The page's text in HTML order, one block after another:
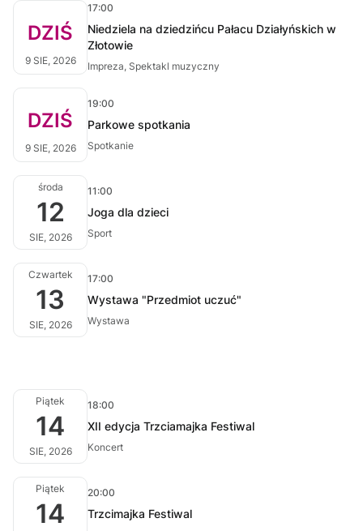
DZIŚ
9 SIE, 2026
17:00
Niedziela na dziedzińcu Pałacu Działyńskich w
Złotowie
Impreza, Spektakl muzyczny
DZIŚ
9 SIE, 2026
19:00
Parkowe spotkania
Spotkanie
środa
12
SIE, 2026
11:00
Joga dla dzieci
Sport
Czwartek
13
SIE, 2026
17:00
Wystawa "Przedmiot uczuć"
Wystawa
Piątek
14
SIE, 2026
18:00
XII edycja Trzciamajka Festiwal
Koncert
Piątek
14
20:00
Trzcimajka Festiwal